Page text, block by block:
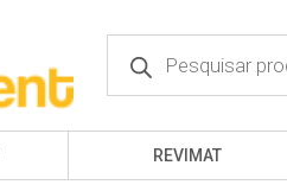
Products
search
REVIMAT